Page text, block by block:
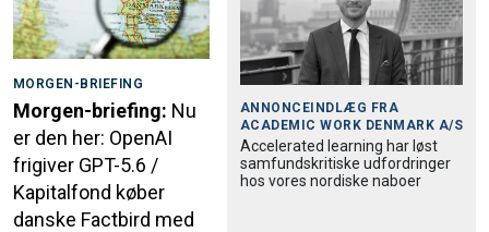
MORGEN-BRIEFING
Morgen-briefing: Nu
er den her: OpenAI
frigiver GPT-5.6 /
Kapitalfond køber
danske Factbird med
ANNONCEINDLÆG FRA
ACADEMIC WORK DENMARK A/S
Accele­rated learning har løst
samfund­skri­tiske udfordringer
hos vores nordiske naboer